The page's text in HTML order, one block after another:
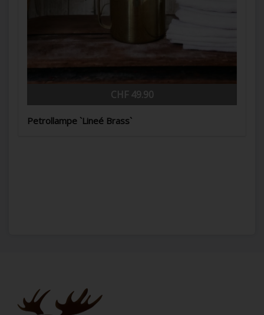
CHF 49.90
Petrollampe `Lineé Brass`